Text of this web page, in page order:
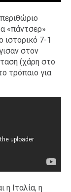
«πάντσερ»
ιστορικό 7-1
στον
(χάρη στο
τρόπαιο για
η Ιταλία, η